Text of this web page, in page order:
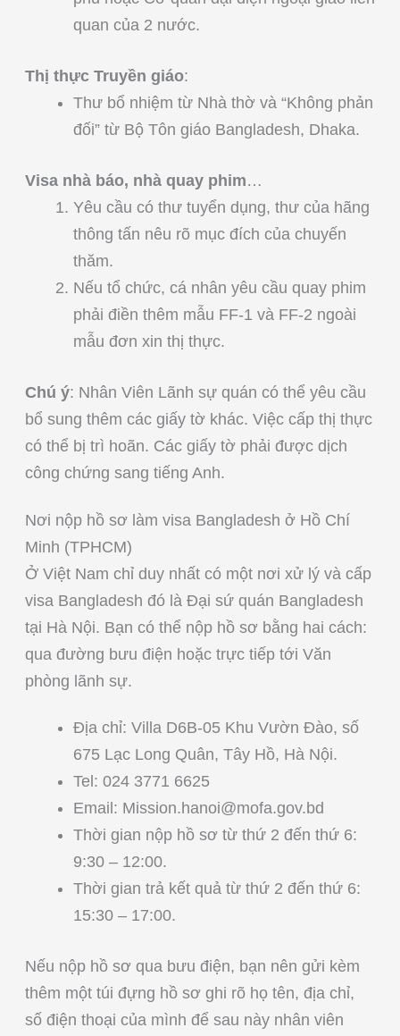
quan của 2 nước.
Thị thực Truyền giáo:
Thư bổ nhiệm từ Nhà thờ và “Không phản
đối” từ Bộ Tôn giáo Bangladesh, Dhaka.
Visa nhà báo, nhà quay phim…
Yêu cầu có thư tuyển dụng, thư của hãng
thông tấn nêu rõ mục đích của chuyến
thăm.
Nếu tổ chức, cá nhân yêu cầu quay phim
phải điền thêm mẫu FF-1 và FF-2 ngoài
mẫu đơn xin thị thực.
Chú ý: Nhân Viên Lãnh sự quán có thể yêu cầu
bổ sung thêm các giấy tờ khác. Việc cấp thị thực
có thể bị trì hoãn. Các giấy tờ phải được dịch
công chứng sang tiếng Anh.
Nơi nộp hồ sơ làm visa Bangladesh ở Hồ Chí
Minh (TPHCM)
Ở Việt Nam chỉ duy nhất có một nơi xử lý và cấp
visa Bangladesh đó là Đại sứ quán Bangladesh
tại Hà Nội. Bạn có thể nộp hồ sơ bằng hai cách:
qua đường bưu điện hoặc trực tiếp tới Văn
phòng lãnh sự.
Địa chỉ: Villa D6B-05 Khu Vườn Đào, số
675 Lạc Long Quân, Tây Hồ, Hà Nội.
Tel: 024 3771 6625
Email: Mission.hanoi@mofa.gov.bd
Thời gian nộp hồ sơ từ thứ 2 đến thứ 6:
9:30 – 12:00.
Thời gian trả kết quả từ thứ 2 đến thứ 6:
15:30 – 17:00.
Nếu nộp hồ sơ qua bưu điện, bạn nên gửi kèm
thêm một túi đựng hồ sơ ghi rõ họ tên, địa chỉ,
số điện thoại của mình để sau này nhân viên